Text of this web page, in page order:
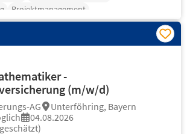
Projektmanagement
-
(m/w/d)
AG
Unterföhring, Bayern
04.08.2026